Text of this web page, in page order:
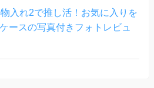
入れ2で推し活！お気に入りを
ースの写真付きフォトレビュ